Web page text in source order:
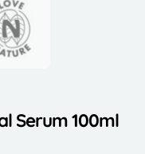
Serum 100ml